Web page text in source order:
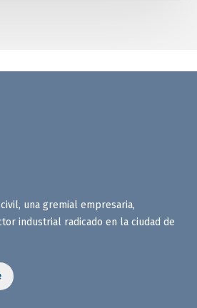
una gremial empresaria,
industrial radicado en la ciudad de